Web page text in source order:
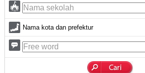
Nama kota dan prefektur